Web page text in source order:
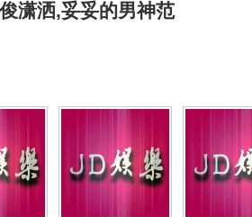
潇洒,妥妥的男神范